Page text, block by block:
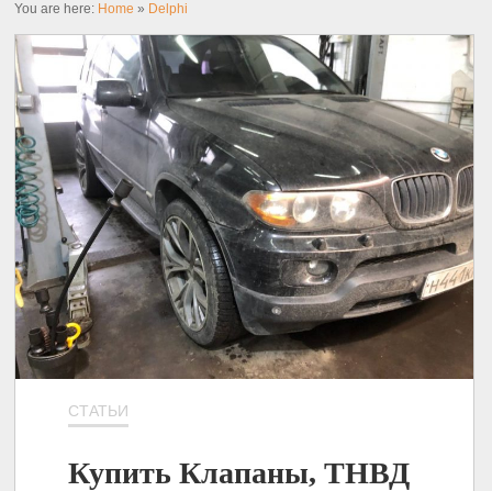
You are here: Home » Delphi
СТАТЬИ
Купить Клапаны, ТНВД